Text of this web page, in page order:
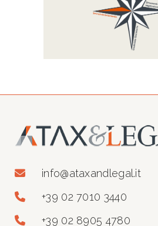
info@ataxandlegal.it
+39 02 7010 3440
+39 02 8905 4780